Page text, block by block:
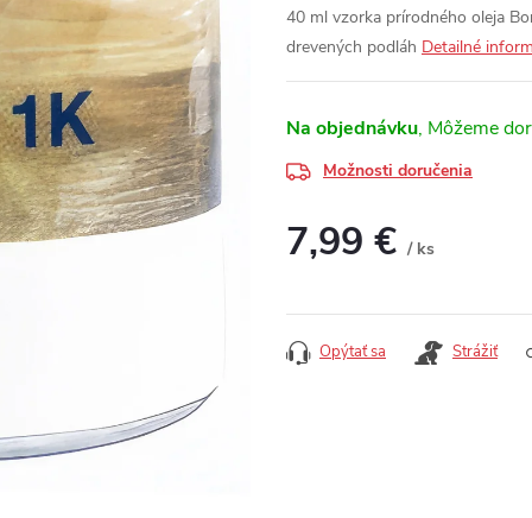
40 ml vzorka prírodného oleja
drevených podláh Detailné
Na objednávku
Možnosti doručenia
7,99 € / ks
Opýtať sa Strážiť